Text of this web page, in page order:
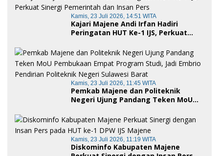
Kamis, 23 Juli 2026, 14:51 WITA
Kajari Majene Andi Irfan Hadiri
Peringatan HUT Ke-1 IJS, Perkuat
Kamis, 23 Juli 2026, 11:45 WITA
Pemkab Majene dan Politeknik
Negeri Ujung Pandang Teken MoU
Jadi Embrio Pendirian Politeknik
Negeri Sulawesi Barat
Kamis, 23 Juli 2026, 11:19 WITA
Diskominfo Kabupaten Majene